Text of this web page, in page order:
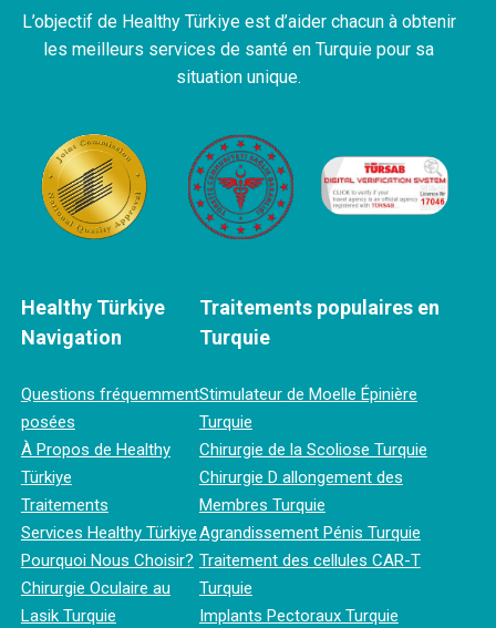
L’objectif de Healthy Türkiye est d’aider chacun à obtenir
les meilleurs services de santé en Turquie pour sa
situation unique.
Healthy Türkiye
Navigation
Questions fréquemment
posées
À Propos de Healthy
Türkiye
Traitements
Services Healthy Türkiye
Pourquoi Nous Choisir?
Chirurgie Oculaire au
Lasik Turquie
Traitements populaires en
Turquie
Stimulateur de Moelle Épinière
Turquie
Chirurgie de la Scoliose Turquie
Chirurgie D allongement des
Membres Turquie
Agrandissement Pénis Turquie
Traitement des cellules CAR-T
Turquie
Implants Pectoraux Turquie